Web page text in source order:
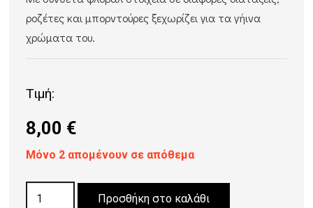
ροζέτες και μπορντούρες ξεχωρίζει για τα γήινα
χρώματα του.
Τιμή:
8,00 €
Μόνο 2 απομένουν σε απόθεμα
Προσθήκη στο καλάθι